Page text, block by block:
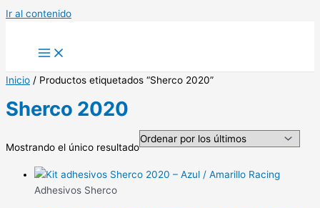
Ir al contenido
Inicio / Productos etiquetados “Sherco 2020”
Sherco 2020
Mostrando el único resultado
Adhesivos Sherco